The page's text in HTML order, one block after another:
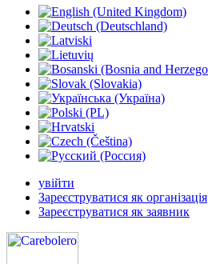
увійти
Зареєструватися як організація
Зареєструватися як заявник